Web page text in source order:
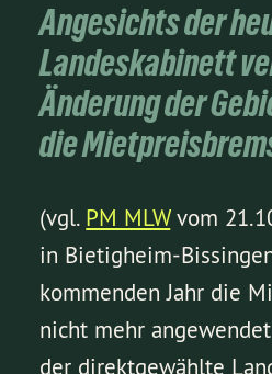
Angesichts der
Landeskabinett
Änderung der
die
(vgl. PM MLWvom
in Bietigheim-
kommenden Jahr die
nicht mehr
der direktgewählte